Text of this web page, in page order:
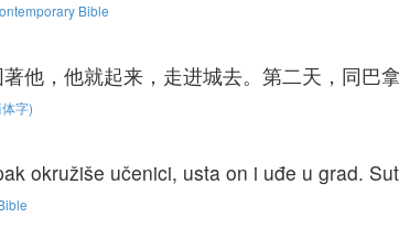
Bible
他，他就起来，走进城去。第二天，同巴
字)
okružiše učenici, usta on i uđe u grad.